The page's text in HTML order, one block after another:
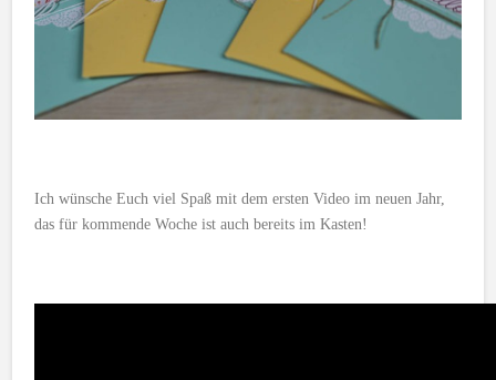
Ich wünsche Euch viel Spaß mit dem ersten Video im neuen Jahr,
das für kommende Woche ist auch bereits im Kasten!